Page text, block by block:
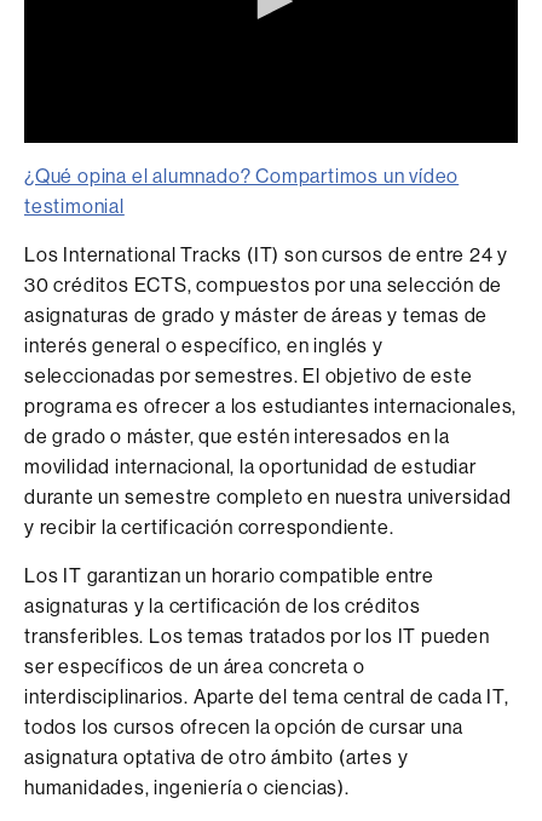
seconds
of
0
¿Qué opina el alumnado? Compartimos un vídeo
testimonial
Los International Tracks (IT) son cursos de entre 24 y
30 créditos ECTS, compuestos por una selección de
asignaturas de grado y máster de áreas y temas de
interés general o específico, en inglés y
seleccionadas por semestres. El objetivo de este
programa es ofrecer a los estudiantes internacionales,
de grado o máster, que estén interesados en la
movilidad internacional, la oportunidad de estudiar
durante un semestre completo en nuestra universidad
y recibir la certificación correspondiente.
Los IT garantizan un horario compatible entre
asignaturas y la certificación de los créditos
transferibles. Los temas tratados por los IT pueden
ser específicos de un área concreta o
interdisciplinarios. Aparte del tema central de cada IT,
todos los cursos ofrecen la opción de cursar una
asignatura optativa de otro ámbito (artes y
humanidades, ingeniería o ciencias).